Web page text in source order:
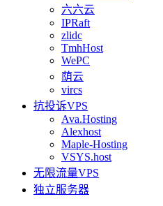
六六云
IPRaft
zlidc
TmhHost
WePC
荫云
vircs
抗投诉VPS
Ava.Hosting
Alexhost
Maple-Hosting
VSYS.host
无限流量VPS
独立服务器